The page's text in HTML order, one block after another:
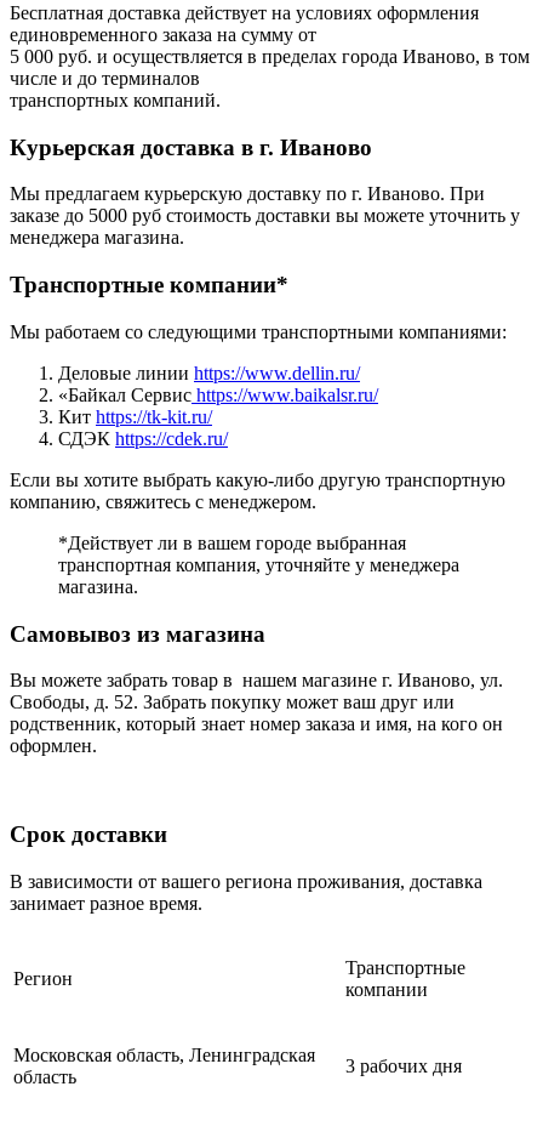
Бесплатная доставка действует на условиях оформления
единовременного заказа на сумму от
5 000 руб. и осуществляется в пределах города Иваново, в том
числе и до терминалов
транспортных компаний.
Курьерская доставка в г. Иваново
Мы предлагаем курьерскую доставку по г. Иваново. При
заказе до 5000 руб стоимость доставки вы можете уточнить у
менеджера магазина.
Транспортные компании*
Мы работаем со следующими транспортными компаниями:
Деловые линии https://www.dellin.ru/
«Байкал Сервис https://www.baikalsr.ru/
Кит https://tk-kit.ru/
СДЭК https://cdek.ru/
Если вы хотите выбрать какую-либо другую транспортную
компанию, свяжитесь с менеджером.
*Действует ли в вашем городе выбранная
транспортная компания, уточняйте у менеджера
магазина.
Самовывоз из магазина
Вы можете забрать товар в нашем магазине г. Иваново, ул.
Свободы, д. 52. Забрать покупку может ваш друг или
родственник, который знает номер заказа и имя, на кого он
оформлен.
Срок доставки
В зависимости от вашего региона проживания, доставка
занимает разное время.
Регион
Транспортные
компании
Московская область, Ленинградская
область
3 рабочих дня